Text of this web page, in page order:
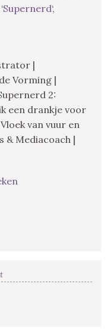
Supernerd‘,
|
Vorming |
2:
een drankje voor
van vuur en
& Mediacoach |